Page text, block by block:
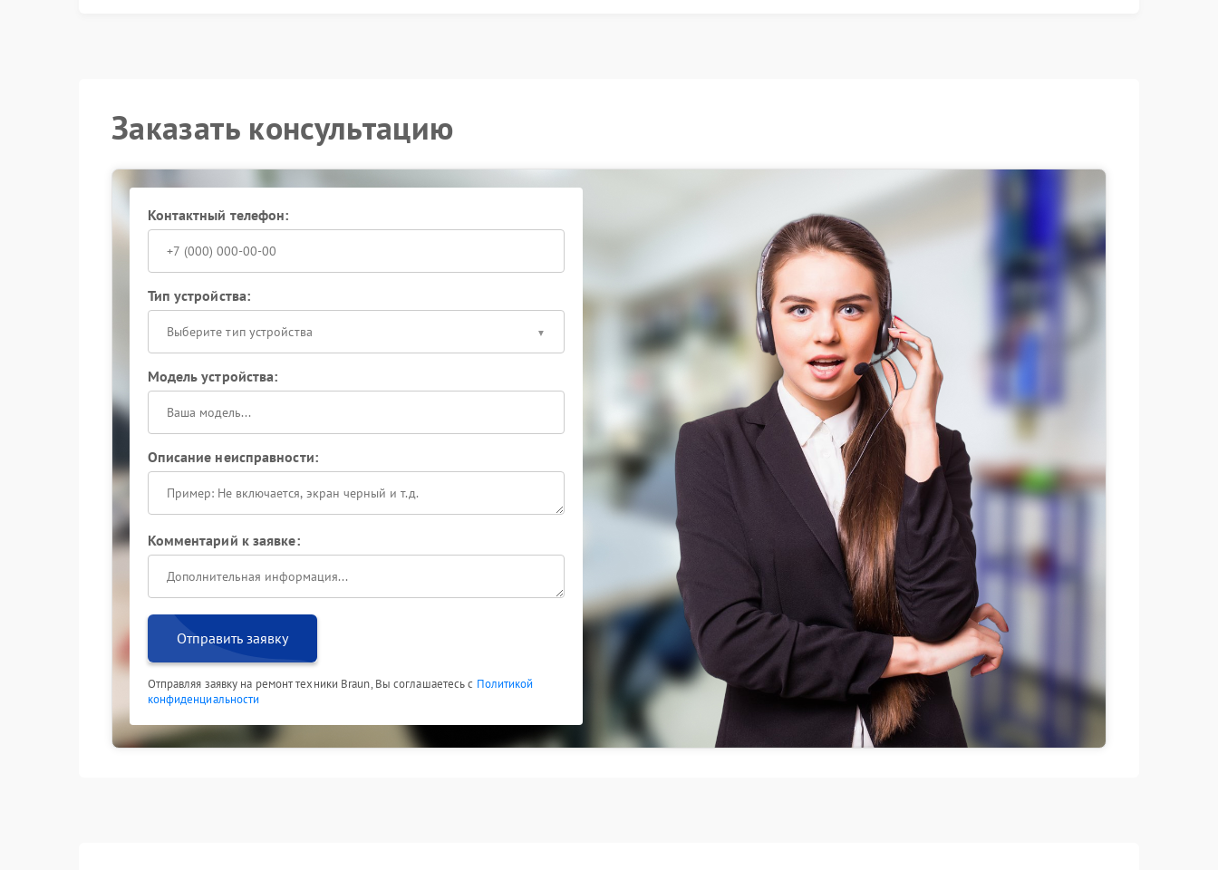
Заказать консультацию
Контактный телефон:
Тип устройства:
Выберите тип устройства
Модель устройства:
Описание неисправности:
Комментарий к заявке:
Отправить заявку
Отправляя заявку на ремонт техники Braun, Вы соглашаетесь с Политикой
конфиденциальности